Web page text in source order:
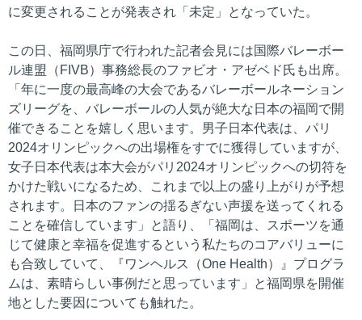
に変更されることが発表され「未定」となっていた。
この日、福岡県庁で行われた記者会見には国際バレーボー
ル連盟（FIVB）事務総長のファビオ・アゼベド氏も出席。
「年に一度の最高峰の大会であるバレーボールネーション
ズリーグを、バレーボールの人気が絶大な日本の福岡で開
催できることを嬉しく思います。男子日本代表は、パリ
2024オリンピックへの出場権をすでに獲得していますが、
女子日本代表は本大会がパリ2024オリンピックへの切符を
かけた戦いになるため、これまで以上の盛り上がりが予想
されます。日本のファンの揺るぎない声援を送ってくれる
ことを確信しています」と語り、「福岡は、スポーツを通
じて健康と幸福を促進するという私たちのコアバリューに
も合致していて、『ワンヘルス（One Health）』プログラ
ムは、素晴らしい事例だと思っています」と福岡県を開催
地とした要因についても触れた。